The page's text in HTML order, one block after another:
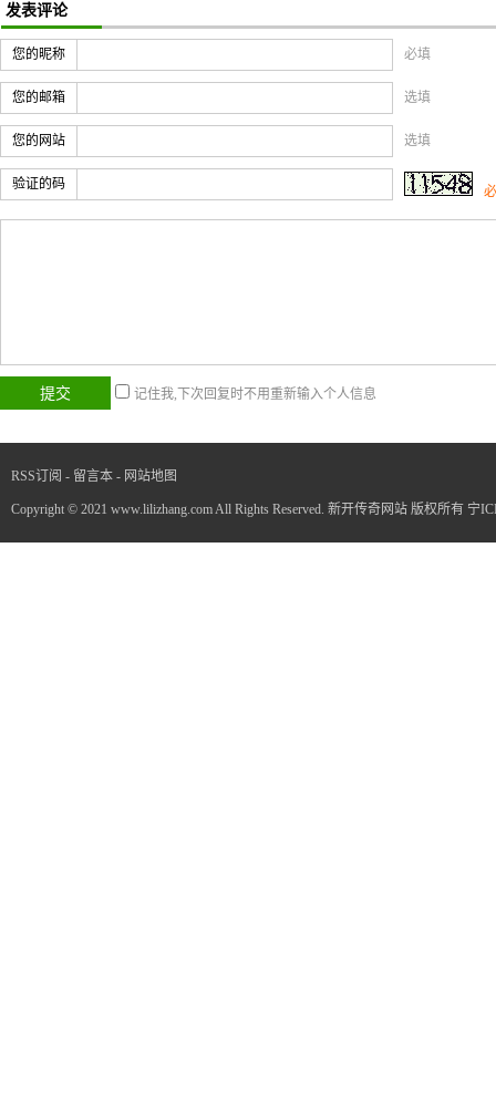
发表评论
您的昵称 必填
您的邮箱 选填
您的网站 选填
验证的码
记住我,下次回复时不用重新输入个人信息
RSS订阅 - 留言本 - 网站地图
Copyright © 2021 www.lilizhang.com All Rights Reserved. 新开传奇网站 版权所有 宁